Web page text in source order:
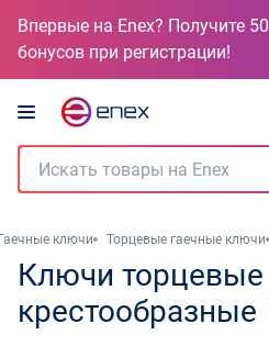
Впервые на Enex? Получите
бонусов при регистрации!
ключи Торцевые гаечные ключи
Ключи торцевые
крестообразные